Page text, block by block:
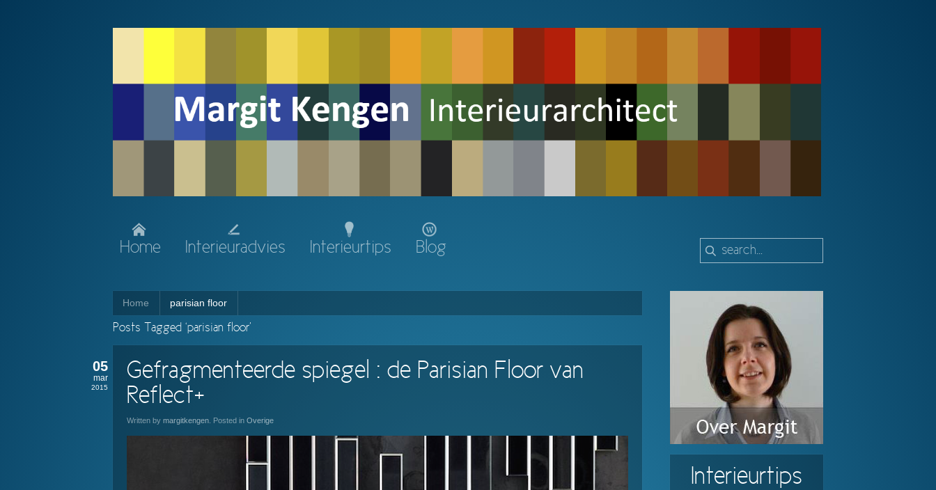
Home Interieuradvies Interieurtips Blog
Home parisian floor
Posts Tagged ‘parisian floor’
05
mar
2015
Gefragmenteerde spiegel : de Parisian Floor van
Reflect+
Written by margitkengen . Posted in Overige
Interieurtips